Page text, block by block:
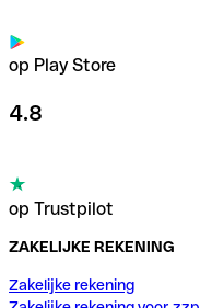
op Play Store
4.8
op Trustpilot
ZAKELIJKE REKENING
Zakelijke rekening